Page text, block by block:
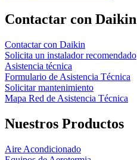
Contactar con Daikin
Contactar con Daikin
Solicita un instalador recomendado
Asistencia técnica
Formulario de Asistencia Técnica
Solicitar mantenimiento
Mapa Red de Asistencia Técnica
Nuestros Productos
Aire Acondicionado